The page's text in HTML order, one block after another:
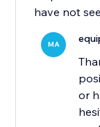
have not
MA
or